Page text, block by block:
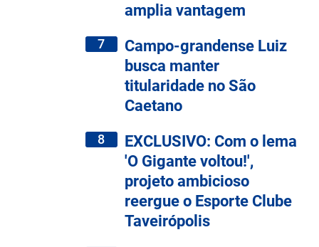
amplia vantagem
7
Campo-grandense Luiz
busca manter
titularidade no São
Caetano
8
EXCLUSIVO: Com o lema
'O Gigante voltou!',
projeto ambicioso
reergue o Esporte Clube
Taveirópolis